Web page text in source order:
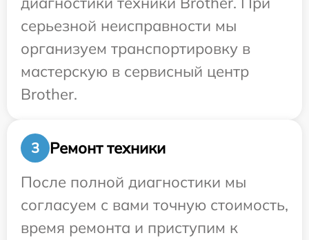
серьезной неисправности мы
организуем транспортировку в
мастерскую в сервисный центр
Brother.
3
Ремонт техники
После полной диагностики мы
согласуем с вами точную стоимость,
время ремонта и приступим к